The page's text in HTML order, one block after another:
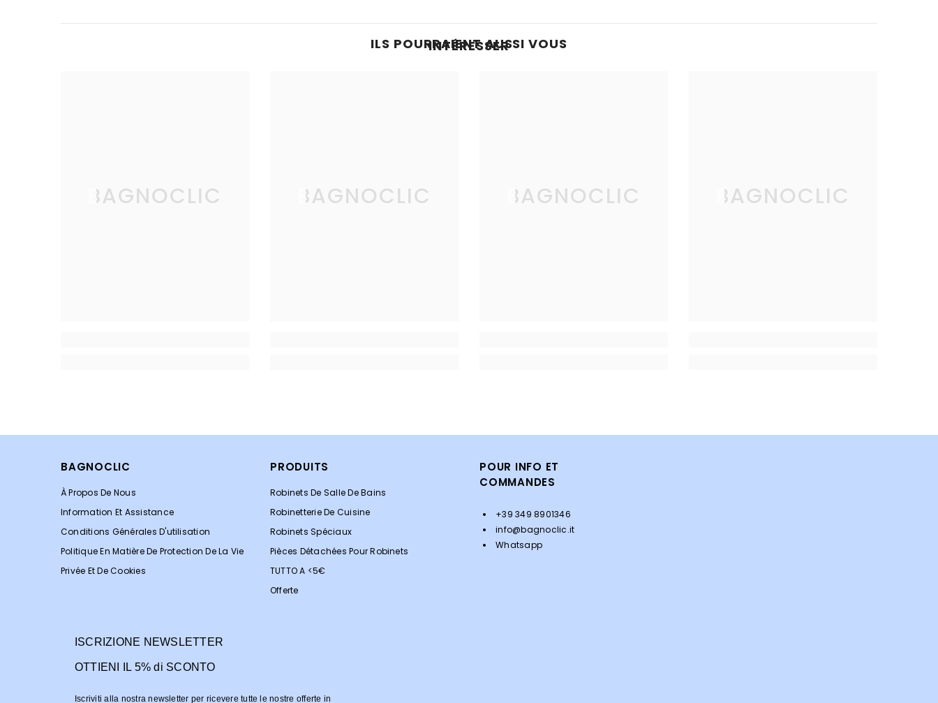
ILS POURRAIENT AUSSI VOUS
INTÉRESSER
BAGNOCLIC BAGNOCLIC BAGNOCLIC BAGNOCLIC
BAGNOCLIC
À Propos De Nous
Information Et Assistance
Conditions Générales D'utilisation
Politique En Matière De Protection De La Vie
Privée Et De Cookies
PRODUITS
Robinets De Salle De Bains
Robinetterie De Cuisine
Robinets Spéciaux
Pièces Détachées Pour Robinets
TUTTO A <5€
Offerte
POUR INFO ET
COMMANDES
+39 349 8901346
info@bagnoclic.it
Whatsapp
ISCRIZIONE NEWSLETTER
OTTIENI IL 5% di SCONTO
Iscriviti alla nostra newsletter per ricevere tutte le nostre offerte in